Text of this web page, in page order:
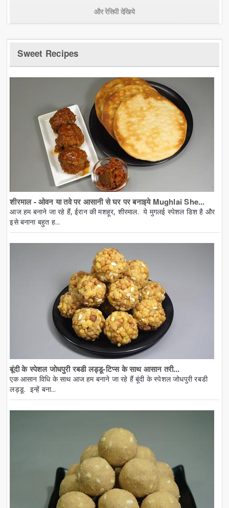
और रेसिपी देखिये
Sweet Recipes
शीरमाल - ओवन या तवे पर आसानी से घर पर बनाइये Mughlai She...
आज हम बनाने जा रहे हैं, ईरान की मशहूर, शीरमाल. ये मुगलई स्पेशल डिश है और
इसे बनाना बहुत ह...
बूंदी के स्पेशल जोधपुरी रबडी लड्डू-टिप्स के साथ आसान तरी...
एक आसान विधि के साथ आज हम बनाने जा रहे हैं बूंदी के स्पेशल जोधपुरी रबडी
लड्डू. इन्हें बना...